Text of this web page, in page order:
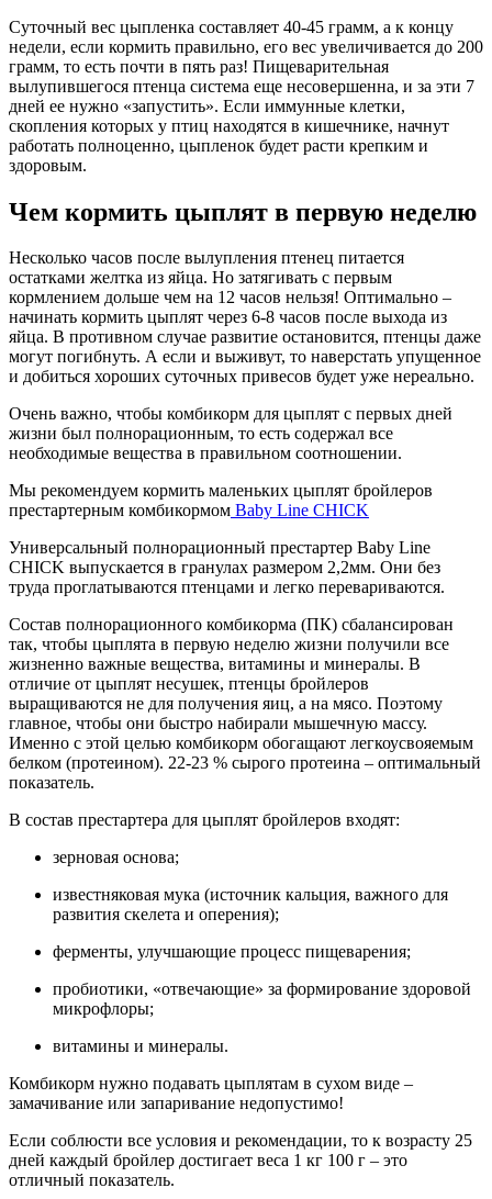
Суточный вес цыпленка составляет 40-45 грамм, а к концу
недели, если кормить правильно, его вес увеличивается до 200
грамм, то есть почти в пять раз! Пищеварительная
вылупившегося птенца система еще несовершенна, и за эти 7
дней ее нужно «запустить». Если иммунные клетки,
скопления которых у птиц находятся в кишечнике, начнут
работать полноценно, цыпленок будет расти крепким и
здоровым.
Чем кормить цыплят в первую неделю
Несколько часов после вылупления птенец питается
остатками желтка из яйца. Но затягивать с первым
кормлением дольше чем на 12 часов нельзя! Оптимально –
начинать кормить цыплят через 6-8 часов после выхода из
яйца. В противном случае развитие остановится, птенцы даже
могут погибнуть. А если и выживут, то наверстать упущенное
и добиться хороших суточных привесов будет уже нереально.
Очень важно, чтобы комбикорм для цыплят с первых дней
жизни был полнорационным, то есть содержал все
необходимые вещества в правильном соотношении.
Мы рекомендуем кормить маленьких цыплят бройлеров
престартерным комбикормом Baby Line CHICK
Универсальный полнорационный престартер Baby Line
CHICK выпускается в гранулах размером 2,2мм. Они без
труда проглатываются птенцами и легко перевариваются.
Состав полнорационного комбикорма (ПК) сбалансирован
так, чтобы цыплята в первую неделю жизни получили все
жизненно важные вещества, витамины и минералы. В
отличие от цыплят несушек, птенцы бройлеров
выращиваются не для получения яиц, а на мясо. Поэтому
главное, чтобы они быстро набирали мышечную массу.
Именно с этой целью комбикорм обогащают легкоусвояемым
белком (протеином). 22-23 % сырого протеина – оптимальный
показатель.
В состав престартера для цыплят бройлеров входят:
зерновая основа;
известняковая мука (источник кальция, важного для
развития скелета и оперения);
ферменты, улучшающие процесс пищеварения;
пробиотики, «отвечающие» за формирование здоровой
микрофлоры;
витамины и минералы.
Комбикорм нужно подавать цыплятам в сухом виде –
замачивание или запаривание недопустимо!
Если соблюсти все условия и рекомендации, то к возрасту 25
дней каждый бройлер достигает веса 1 кг 100 г – это
отличный показатель.